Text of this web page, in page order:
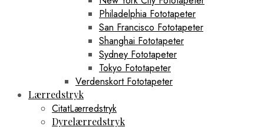
Philadelphia Fototapeter
San Francisco Fototapeter
Shanghai Fototapeter
Sydney Fototapeter
Tokyo Fototapeter
Verdenskort Fototapeter
Lærredstryk
CitatLærredstryk
Dyrelærredstryk